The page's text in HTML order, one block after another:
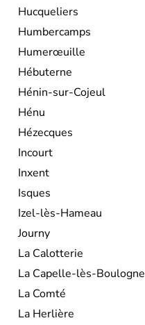
Hucqueliers
Humbercamps
Humerœuille
Hébuterne
Hénin-sur-Cojeul
Hénu
Hézecques
Incourt
Inxent
Isques
Izel-lès-Hameau
Journy
La Calotterie
La Capelle-lès-Boulogne
La Comté
La Herlière